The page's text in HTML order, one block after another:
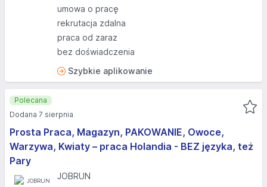
umowa o pracę
rekrutacja zdalna
praca od zaraz
bez doświadczenia
Szybkie aplikowanie
Prosta Praca, Magazyn, PAKOWANIE, Owoce,
Warzywa, Kwiaty – praca Holandia - BEZ języka, też
Pary
JOBRUN
Polecana
Dodana 7 sierpnia